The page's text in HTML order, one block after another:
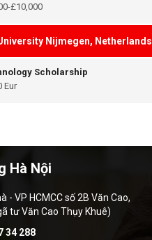
£10,000
Nijmegen, Netherlands
Scholarship
Eur
Hà Nội
- VP HCMCC số 2B Văn Cao,
tư Văn Cao Thụy Khuê)
34 288